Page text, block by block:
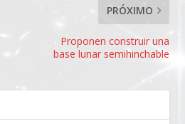
PRÓXIMO
Proponen construir una
base lunar semihinchable